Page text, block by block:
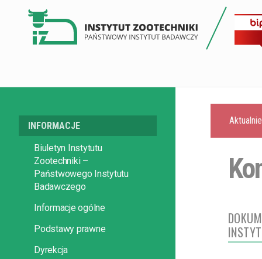
INFORMACJE
Biuletyn Instytutu
Zootechniki –
Państwowego Instytutu
Badawczego
Informacje ogólne
Podstawy prawne
Dyrekcja